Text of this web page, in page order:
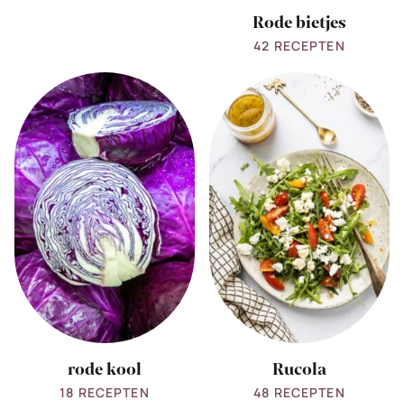
Rode bietjes
42 RECEPTEN
View
all
rode
kool
rode kool
18 RECEPTEN
View
all
Rucola
Rucola
48 RECEPTEN